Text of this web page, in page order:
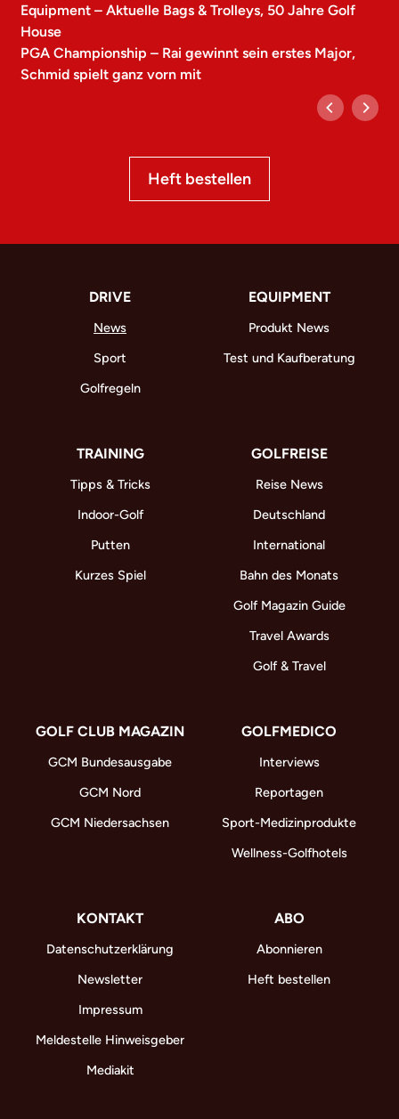
Equipment – Aktuelle Bags & Trolleys, 50 Jahre Golf
House
PGA Championship – Rai gewinnt sein erstes Major,
Schmid spielt ganz vorn mit
Heft bestellen
DRIVE
News
Sport
Golfregeln
EQUIPMENT
Produkt News
Test und Kaufberatung
TRAINING
Tipps & Tricks
Indoor-Golf
Putten
Kurzes Spiel
GOLFREISE
Reise News
Deutschland
International
Bahn des Monats
Golf Magazin Guide
Travel Awards
Golf & Travel
GOLF CLUB MAGAZIN
GCM Bundesausgabe
GCM Nord
GCM Niedersachsen
GOLFMEDICO
Interviews
Reportagen
Sport-Medizinprodukte
Wellness-Golfhotels
KONTAKT
Datenschutzerklärung
Newsletter
Impressum
Meldestelle Hinweisgeber
Mediakit
ABO
Abonnieren
Heft bestellen